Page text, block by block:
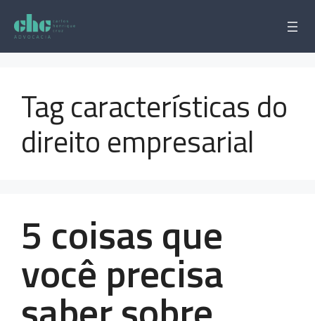
para
conteúdo
Tag características do
direito empresarial
5 coisas que
você precisa